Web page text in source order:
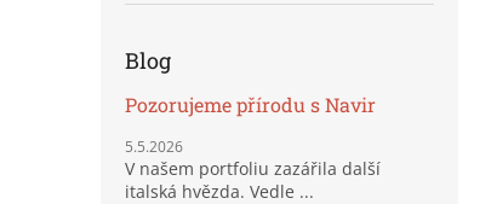
Blog
Pozorujeme přírodu s Navir
5.5.2026
V našem portfoliu zazářila další
italská hvězda. Vedle ...